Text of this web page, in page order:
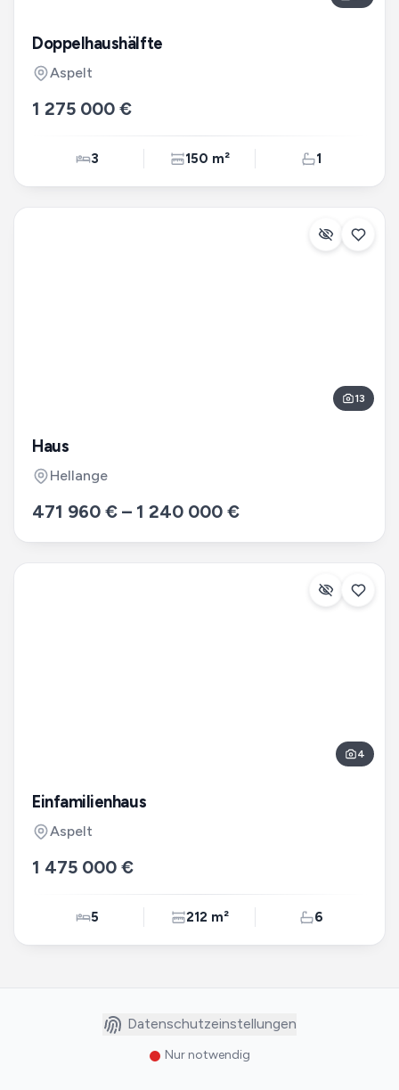
Doppelhaushälfte
Aspelt
1 275 000 €
3 150 m² 1
13
Haus
Hellange
471 960 € – 1 240 000 €
4
Einfamilienhaus
Aspelt
1 475 000 €
5 212 m² 6
Datenschutzeinstellungen
Nur notwendig